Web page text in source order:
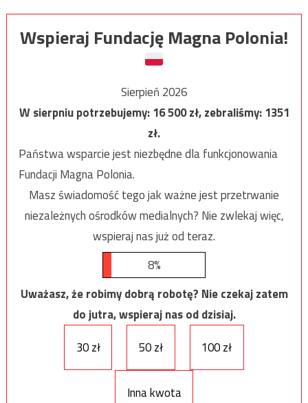
Wspieraj Fundację Magna Polonia!
Sierpień 2026
W sierpniu potrzebujemy:16 500zł, zebraliśmy:1351
zł.
Państwa wsparcie jest niezbędne dla funkcjonowania
Fundacji Magna Polonia.
Masz świadomość tego jak ważne jest przetrwanie
niezależnych ośrodków medialnych? Nie zwlekaj więc,
wspieraj nas już od teraz.
8%
Uważasz, że robimy dobrą robotę? Nie czekaj zatem
do jutra, wspieraj nas od dzisiaj.
30 zł
50 zł 100 zł
Inna kwota